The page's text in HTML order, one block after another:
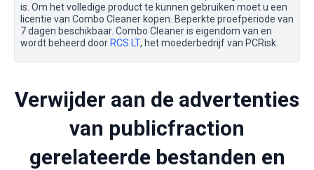
is. Om het volledige product te kunnen gebruiken moet u een
licentie van Combo Cleaner kopen. Beperkte proefperiode van
7 dagen beschikbaar. Combo Cleaner is eigendom van en
wordt beheerd door RCS LT, het moederbedrijf van PCRisk.
Verwijder aan de advertenties
van publicfraction
gerelateerde bestanden en